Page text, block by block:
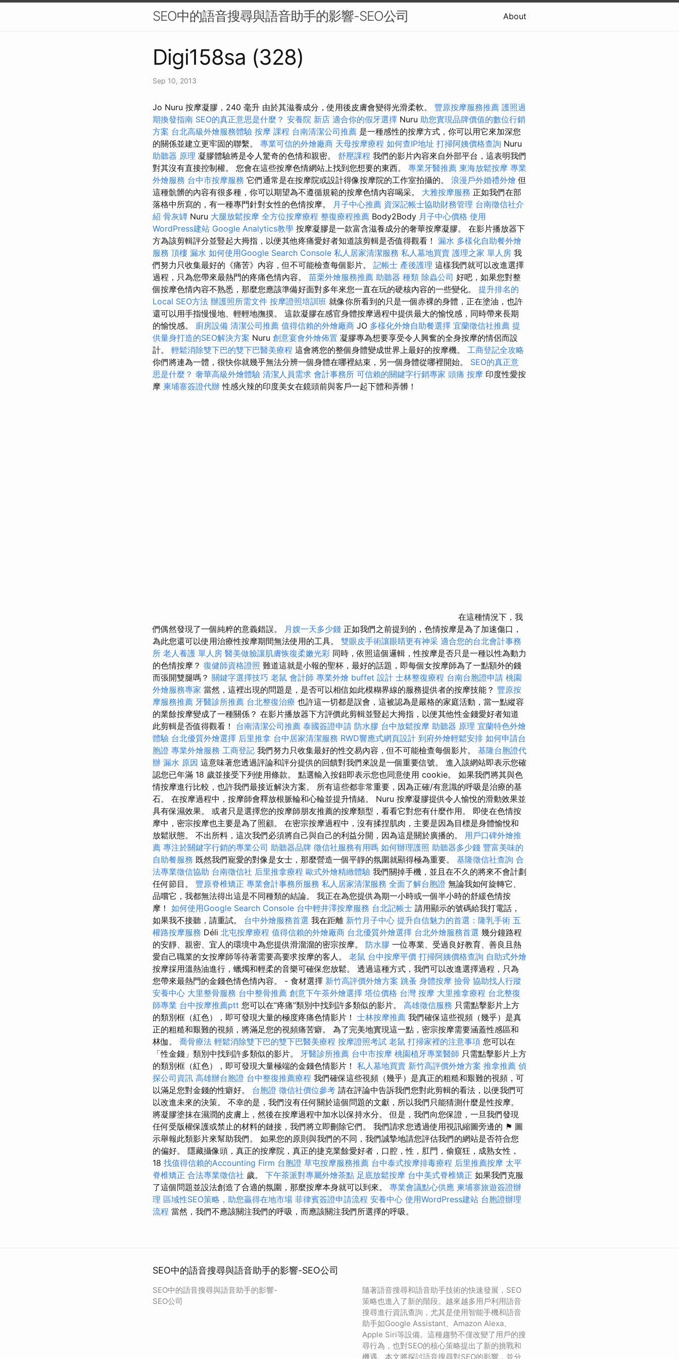
SEO中的語音搜尋與語音助手的影響-SEO公司 About
Digi158sa (328)
Sep 10, 2013
Jo Nuru 按摩凝膠，240 毫升 由於其滋養成分，使用後皮膚會變得光滑柔軟。 豐原按摩服務推薦 護照過
期換發指南 SEO的真正意思是什麼？ 安養院 新店 適合你的假牙選擇 Nuru 助您實現品牌價值的數位行銷
方案 台北高級外燴服務體驗 按摩 課程 台南清潔公司推薦 是一種感性的按摩方式，你可以用它來加深您
的關係並建立更牢固的聯繫。 專業可信的外燴廠商 天母按摩療程 如何查IP地址 打掃阿姨價格查詢 Nuru
助聽器 原理 凝膠體驗將是令人驚奇的色情和親密。 舒壓課程 我們的影片內容來自外部平台，這表明我們
對其沒有直接控制權。 您會在這些按摩色情網站上找到您想要的東西。 專業牙醫推薦 東海放鬆按摩 專業
外燴服務 台中市按摩服務 它們通常是在按摩院或設計得像按摩院的工作室拍攝的。 浪漫戶外婚禮外燴 但
這種骯髒的內容有很多種，你可以期望為不遵循規範的按摩色情內容喝采。 大雅按摩服務 正如我們在部
落格中所寫的，有一種專門針對女性的色情按摩。
月子中心推薦 資深記帳士協助財務管理 台南徵信社介
紹 骨灰罈 Nuru 大腿放鬆按摩 全方位按摩療程 整復療程推薦 Body2Body 月子中心價格 使用
WordPress建站 Google Analytics教學 按摩凝膠是一款富含滋養成分的奢華按摩凝膠。 在影片播放器下
方為該剪輯評分並豎起大拇指，以便其他疼痛愛好者知道該剪輯是否值得觀看！ 漏水 多樣化自助餐外燴
服務 頂樓 漏水 如何使用Google Search Console 私人居家清潔服務 私人墓地買賣 護理之家 單人房 我
們努力只收集最好的《痛苦》內容，但不可能檢查每個影片。 記帳士 產後護理 這樣我們就可以改進選擇
過程，只為您帶來最熱門的疼痛色情內容。 苗栗外燴服務推薦 助聽器 種類 除蟲公司 好吧，如果您對整
個按摩色情內容不熟悉，那麼您應該準備好面對多年來您一直在玩的硬核內容的一些變化。 提升排名的
Local SEO方法 辦護照所需文件 按摩證照培訓班 就像你所看到的只是一個赤裸的身體，正在塗油，也許
還可以用手指慢慢地、輕輕地撫摸。 這款凝膠在感官身體按摩過程中提供最大的愉悅感，同時帶來長期
的愉悅感。 廚房設備 清潔公司推薦 值得信賴的外燴廠商 JO 多樣化外燴自助餐選擇 宜蘭徵信社推薦 提
供量身打造的SEO解決方案 Nuru 創意宴會外燴佈置 凝膠專為想要享受令人興奮的全身按摩的情侶而設
計。 輕鬆消除雙下巴的雙下巴醫美療程 這會將您的整個身體變成世界上最好的按摩機。 工商登記全攻略
你們將連為一體，很快你就幾乎無法分辨一個身體在哪裡結束，另一個身體從哪裡開始。 SEO的真正意
思是什麼？ 奢華高級外燴體驗 清潔人員需求 會計事務所 可信賴的關鍵字行銷專家 頭痛 按摩 印度性愛按
摩 柬埔寨簽證代辦 性感火辣的印度美女在鏡頭前與客戶一起下體和弄髒！
在這種情況下，我
們偶然發現了一個純粹的意義錯誤。
月嫂一天多少錢 正如我們之前提到的，色情按摩是為了加速傷口，
為此您還可以使用治療性按摩期間無法使用的工具。 雙眼皮手術讓眼睛更有神采 適合您的台北會計事務
所 老人養護 單人房 醫美做臉讓肌膚恢復柔嫩光彩 同時，依照這個邏輯，性按摩是否只是一種以性為動力
的色情按摩？ 復健師資格證照 難道這就是小報的聖杯，最好的話題，即每個女按摩師為了一點額外的錢
而張開雙腿嗎？ 關鍵字選擇技巧 老鼠 會計師 專業外燴 buffet 設計 士林整復療程 台南台胞證申請 桃園
外燴服務專家 當然，這裡出現的問題是，是否可以相信如此模糊界線的服務提供者的按摩技能？ 豐原按
摩服務推薦 牙醫診所推薦 台北整復治療 也許這一切都是誤會，這被認為是嚴格的家庭活動，當一點縱容
的業餘按摩變成了一種關係？ 在影片播放器下方評價此剪輯並豎起大拇指，以便其他性金錢愛好者知道
此剪輯是否值得觀看！ 台南清潔公司推薦 泰國簽證申請 防水膠 台中放鬆按摩 助聽器 原理 宜蘭特色外燴
體驗 台北優質外燴選擇 后里推拿 台中居家清潔服務 RWD響應式網頁設計 到府外燴輕鬆安排 如何申請台
胞證 專業外燴服務 工商登記 我們努力只收集最好的性交易內容，但不可能檢查每個影片。 基隆台胞證代
辦 漏水 原因 這意味著您透過評論和評分提供的回饋對我們來說是一個重要信號。 進入該網站即表示您確
認您已年滿 18 歲並接受下列使用條款。 點選輸入按鈕即表示您也同意使用 cookie。 如果我們將其與色
情按摩進行比較，也許我們最接近解決方案。 所有這些都非常重要，因為正確/有意識的呼吸是治療的基
石。 在按摩過程中，按摩師會釋放根脈輪和心輪並提升情緒。 Nuru 按摩凝膠提供令人愉悅的滑動效果並
具有保濕效果。 或者只是選擇您的按摩師朋友推薦的按摩類型，看看它對您有什麼作用。 即使在色情按
摩中，密宗按摩也主要是為了照顧。 在密宗按摩過程中，沒有揉捏肌肉，主要是因為目標是身體愉悅和
放鬆狀態。 不出所料，這次我們必須將自己與自己的利益分開，因為這是關於廣播的。 用戶口碑外燴推
薦 專注於關鍵字行銷的專業公司 助聽器品牌 徵信社服務有用嗎 如何辦理護照 助聽器多少錢 豐富美味的
自助餐服務 既然我們寵愛的對像是女士，那麼營造一個平靜的氛圍就顯得極為重要。 基隆徵信社查詢 合
法專業徵信協助 台南徵信社 后里推拿療程 歐式外燴精緻體驗 我們關掉手機，並且在不久的將來不會計劃
任何節目。 豐原脊椎矯正 專業會計事務所服務 私人居家清潔服務 全面了解台胞證 無論我如何旋轉它、
品嚐它，我都無法得出這是不同種類的結論。 我正在為您提供為期一小時或一個半小時​​的舒緩色情按
摩！ 如何使用Google Search Console 台中輕井澤按摩服務 台北記帳士 請用顯示的號碼給我打電話，
如果我不接聽，請重試。 台中外燴服務首選 我在距離 新竹月子中心 提升自信魅力的首選：隆乳手術 五
權路按摩服務 Déli 北屯按摩療程 值得信賴的外燴廠商 台北優質外燴選擇 台北外燴服務首選 幾分鐘路程
的安靜、親密、宜人的環境中為您提供滑溜溜的密宗按摩。 防水膠 一位專業、受過良好教育、善良且熱
愛自己職業的女按摩師等待著需要高要求按摩的客人。 老鼠 台中按摩平價 打掃阿姨價格查詢 自助式外燴
按摩採用溫熱油進行，蠟燭和輕柔的音樂可確保您放鬆。 透過這種方式，我們可以改進選擇過程，只為
您帶來最熱門的金錢色情色情內容。 - 食材選擇 新竹高評價外燴方案 跳蚤 身體按摩 撿骨 協助找人行蹤
安養中心 大里整骨服務 台中整骨推薦 創意下午茶外燴選擇 塔位價格 台灣 按摩 大里推拿療程 台北整復
師專業 台中按摩推薦ptt 您可以在“疼痛”類別中找到許多類似的影片。 高雄徵信服務 只需點擊影片上方
的類別框（紅色），即可發現大量的極度疼痛色情影片！ 士林按摩推薦 我們確保這些視頻（幾乎）是真
正的粗糙和艱難的視頻，將滿足您的視頻痛苦癖。 為了完美地實現這一點，密宗按摩需要涵蓋性感區和
林伽。 喬骨療法 輕鬆消除雙下巴的雙下巴醫美療程 按摩證照考試 老鼠 打掃家裡的注意事項 您可以在
「性金錢」類別中找到許多類似的影片。 牙醫診所推薦 台中市按摩 桃園植牙專業醫師 只需點擊影片上方
的類別框（紅色），即可發現大量極端的金錢色情影片！ 私人墓地買賣 新竹高評價外燴方案 推拿推薦 偵
探公司資訊 高雄辦台胞證 台中整復推薦療程 我們確保這些視頻（幾乎）是真正的粗糙和艱難的視頻，可
以滿足您對金錢的性癖好。 台胞證 徵信社價位參考 請在評論中告訴我們您對此剪輯的看法，以便我們可
以改進未來的決策。 不幸的是，我們沒有任何關於這個問題的文獻，所以我們只能猜測什麼是性按摩。
將凝膠塗抹在濕潤的皮膚上，然後在按摩過程中加水以保持水分。 但是，我們向您保證，一旦我們發現
任何受版權保護或禁止的材料的鏈接，我們將立即刪除它們。 我們請求您透過使用視訊縮圖旁邊的 ⚑ 圖
示舉報此類影片來幫助我們。 如果您的原則與我們的不同，我們誠摯地請您評估我們的網站是否符合您
的偏好。 隱藏攝像頭，真正的按摩院，真正的捷克業餘愛好者，口腔，性，肛門，偷窺狂，成熟女性，
18 找值得信賴的Accounting Firm 台胞證 草屯按摩服務推薦 台中泰式按摩排毒療程 后里推薦按摩 太平
脊椎矯正 合法專業徵信社 歲。 下午茶派對專屬外燴茶點 足底放鬆按摩 台中美式脊椎矯正 如果我們克服
了這個問題並設法創造了合適的氛圍，那麼按摩本身就可以到來。 專業會議點心供應 柬埔寨旅遊簽證辦
理 區域性SEO策略，助您贏得在地市場 菲律賓簽證申請流程 安養中心 使用WordPress建站 台胞證辦理
流程 當然，我們不應該關注我們的呼吸，而應該關注我們所選擇的呼吸。
SEO中的語音搜尋與語音助手的影響-SEO公司
SEO中的語音搜尋與語音助手的影響-
SEO公司
隨著語音搜尋和語音助手技術的快速發展，SEO
策略也進入了新的階段。越來越多用戶利用語音
搜尋進行資訊查詢，尤其是使用智能手機和語音
助手如Google Assistant、Amazon Alexa、
Apple Siri等設備。這種趨勢不僅改變了用戶的搜
尋行為，也對SEO的核心策略提出了新的挑戰和
機遇。本文將探討語音搜尋對SEO的影響，並分